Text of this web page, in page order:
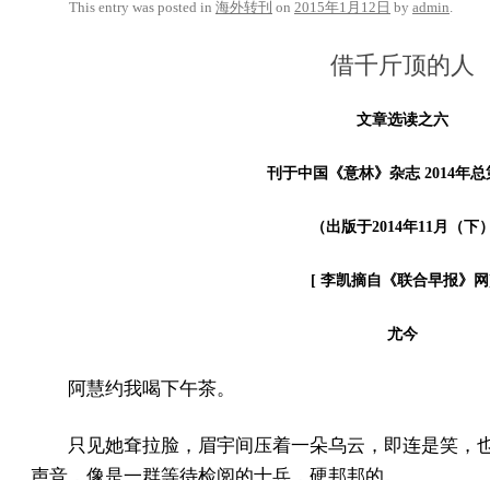
This entry was posted in 海外转刊 on 2015年1月12日 by admin.
借千斤顶的人
文章选读之六
刊于中国《意林》杂志 2014年总
（出版于2014年11月（下
[ 李凯摘自《联合早报》
尤今
阿慧约我喝下午茶。
只见她耷拉脸，眉宇间压着一朵乌云，即连是笑，